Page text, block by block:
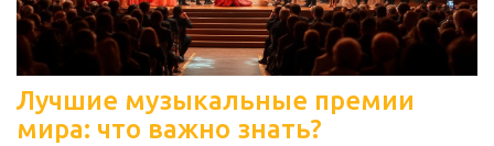
Лучшие музыкальные премии
мира: что важно знать?